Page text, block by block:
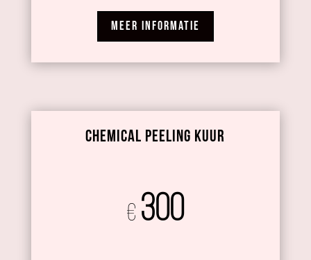
MEER INFORMATIE
chemical peeling kuur
€ 300